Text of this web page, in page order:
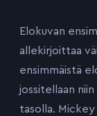
Elokuvan
allekirjoittaa
ensimmäistä
jossitellaan
tasolla.